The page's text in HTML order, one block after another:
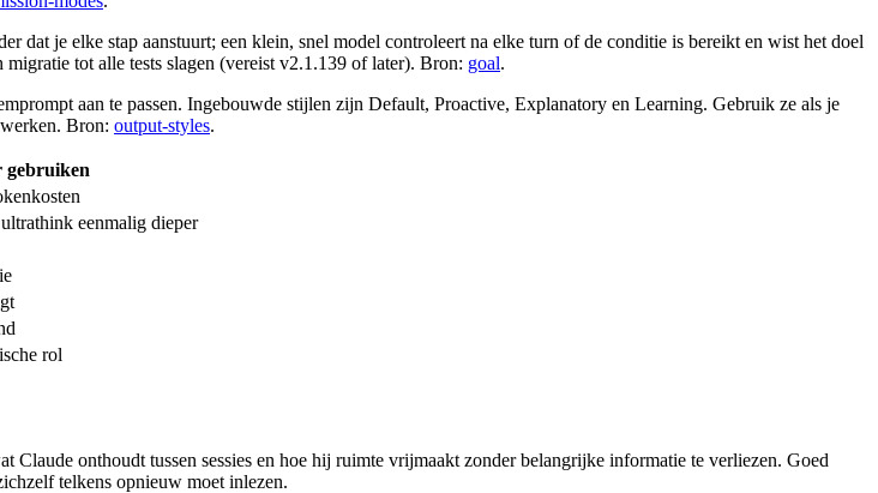
dat je elke stap aanstuurt; een klein, snel model controleert na elke turn of de conditie is bereikt en wist het doel
tot alle tests slagen (vereist v2.1.139 of later). Bron: goal.
aan te passen. Ingebouwde stijlen zijn Default, Proactive, Explanatory en Learning. Gebruik ze als je
Bron: output-styles.
gebruiken
eenmalig dieper
rol
Claude onthoudt tussen sessies en hoe hij ruimte vrijmaakt zonder belangrijke informatie te verliezen. Goed
telkens opnieuw moet inlezen.